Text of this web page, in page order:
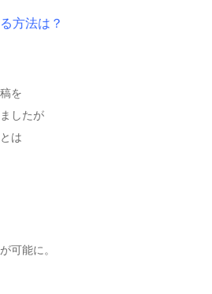
方法は？
を
したが
は
可能に。